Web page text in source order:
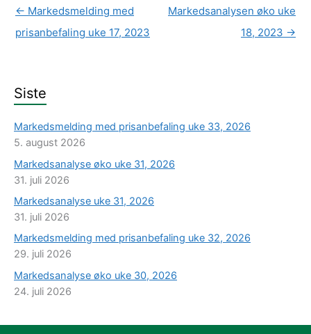
← Markedsmelding med
prisanbefaling uke 17, 2023
Markedsanalysen øko uke
18, 2023 →
Siste
Markedsmelding med prisanbefaling uke 33, 2026
5. august 2026
Markedsanalyse øko uke 31, 2026
31. juli 2026
Markedsanalyse uke 31, 2026
31. juli 2026
Markedsmelding med prisanbefaling uke 32, 2026
29. juli 2026
Markedsanalyse øko uke 30, 2026
24. juli 2026